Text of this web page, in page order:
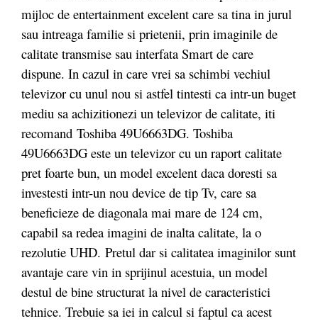
mijloc de entertainment excelent care sa tina in jurul
sau intreaga familie si prietenii, prin imaginile de
calitate transmise sau interfata Smart de care
dispune. In cazul in care vrei sa schimbi vechiul
televizor cu unul nou si astfel tintesti ca intr-un buget
mediu sa achizitionezi un televizor de calitate, iti
recomand Toshiba 49U6663DG. Toshiba
49U6663DG este un televizor cu un raport calitate
pret foarte bun, un model excelent daca doresti sa
investesti intr-un nou device de tip Tv, care sa
beneficieze de diagonala mai mare de 124 cm,
capabil sa redea imagini de inalta calitate, la o
rezolutie UHD. Pretul dar si calitatea imaginilor sunt
avantaje care vin in sprijinul acestuia, un model
destul de bine structurat la nivel de caracteristici
tehnice. Trebuie sa iei in calcul si faptul ca acest